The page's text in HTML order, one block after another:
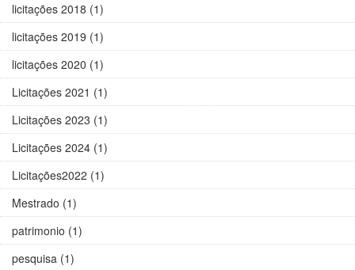
licitações 2018 (1)
licitações 2019 (1)
licitações 2020 (1)
Licitações 2021 (1)
Licitações 2023 (1)
Licitações 2024 (1)
Licitações2022 (1)
Mestrado (1)
patrimonio (1)
pesquisa (1)